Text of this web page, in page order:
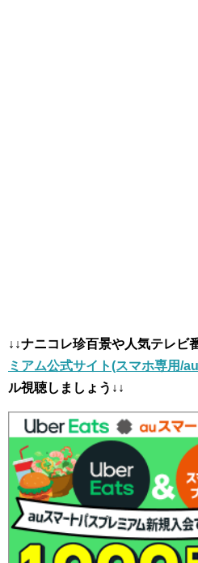
↓↓ナニコレ珍百景や人気テレビ
ミアム公式サイト(スマホ専用/
ル視聴しましょう↓↓